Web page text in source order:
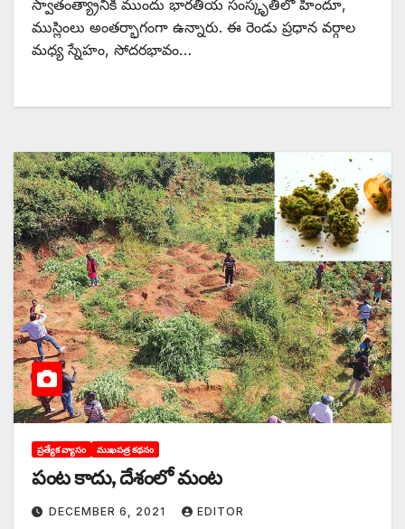
స్వాతంత్య్రానికి ముందు భారతీయ సంస్కృతిలో హిందూ,
ముస్లింలు అంతర్భాగంగా ఉన్నారు. ఈ రెండు ప్రధాన వర్గాల
మధ్య స్నేహం, సోదరభావం…
ప్రత్యేక వ్యాసం ముఖపత్ర కథనం
పంట కాదు, దేశంలో మంట
DECEMBER 6, 2021 EDITOR